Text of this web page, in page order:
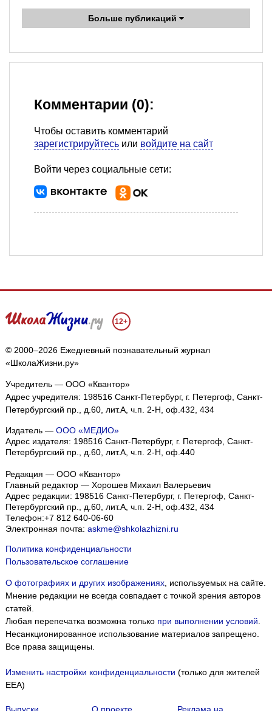
Больше публикаций
Комментарии (0):
Чтобы оставить комментарий
зарегистрируйтесь или войдите на сайт
Войти через социальные сети:
12+
© 2000–2026 Ежедневный познавательный журнал
«ШколаЖизни.ру»
Учредитель — ООО «Квантор»
Адрес учредителя: 198516 Санкт-Петербург, г. Петергоф, Санкт-
Петербургский пр., д.60, лит.А, ч.п. 2-Н, оф.432, 434
Издатель — ООО «МЕДИО»
Адрес издателя: 198516 Санкт-Петербург, г. Петергоф, Санкт-
Петербургский пр., д.60, лит.А, ч.п. 2-Н, оф.440
Редакция — ООО «Квантор»
Главный редактор — Хорошев Михаил Валерьевич
Адрес редакции: 198516 Санкт-Петербург, г. Петергоф Санкт-
Петербургский пр., д.60, лит.А, ч.п. 2-Н, оф.432, 434
Телефон:+7 812 640-06-60
Электронная почта: askme@shkolazhizni.ru
Политика конфиденциальности
Пользовательское соглашение
О фотографиях и других изображениях, используемых на сайте.
Мнение редакции не всегда совпадает с точкой зрения авторов
статей.
Любая перепечатка возможна только при выполнении условий
Несанкционированное использование материалов запрещено.
Все права защищены.
Изменить настройки конфиденциальности (только для жителей
EEA)